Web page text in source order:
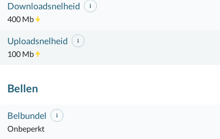
Downloadsnelheid
400 Mb
Uploadsnelheid
100 Mb
Bellen
Belbundel
Onbeperkt